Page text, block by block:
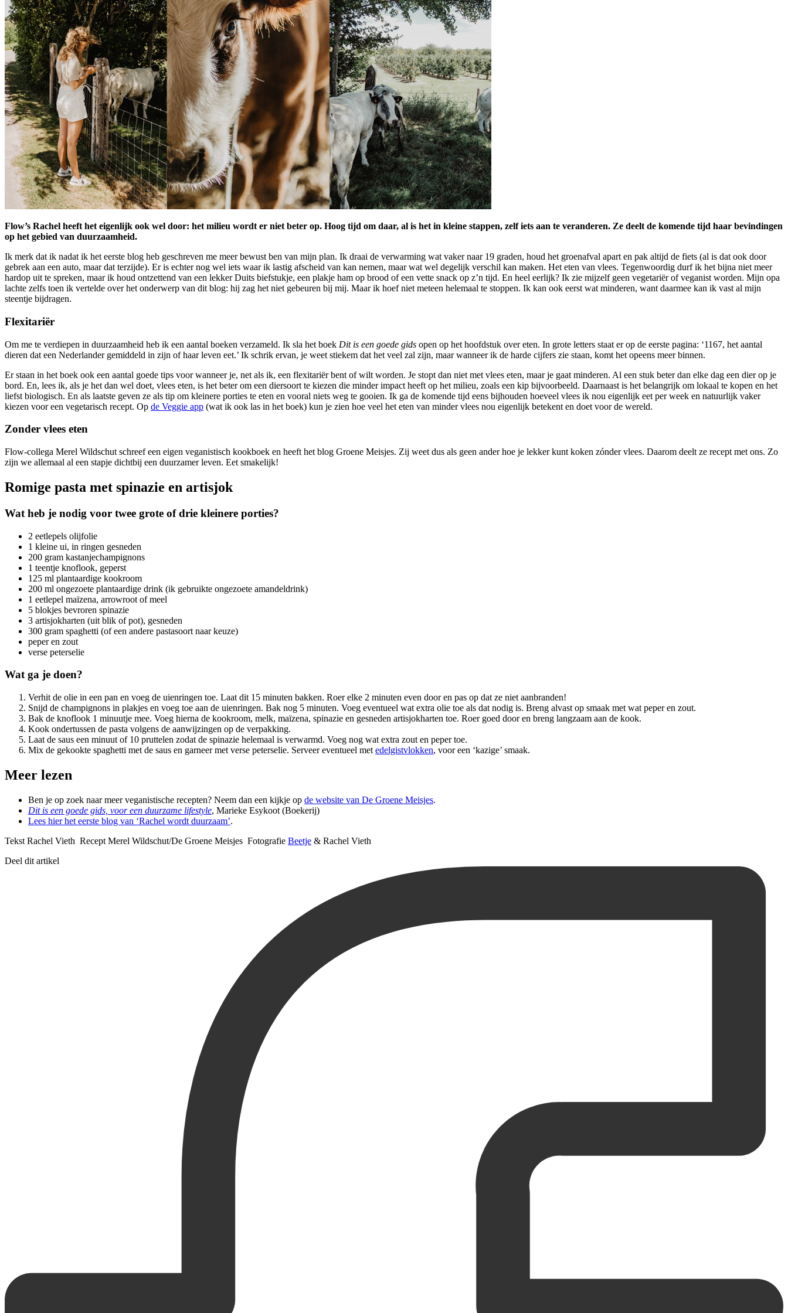
Flow’s Rachel heeft het eigenlijk ook wel door: het milieu wordt er niet beter op. Hoog tijd om daar, al is het in kleine stappen, zelf iets aan te veranderen. Ze deelt de komende tijd haar bevindingen
op het gebied van duurzaamheid.
Ik merk dat ik nadat ik het eerste blog heb geschreven me meer bewust ben van mijn plan. Ik draai de verwarming wat vaker naar 19 graden, houd het groenafval apart en pak altijd de fiets (al is dat ook door
gebrek aan een auto, maar dat terzijde). Er is echter nog wel iets waar ik lastig afscheid van kan nemen, maar wat wel degelijk verschil kan maken. Het eten van vlees. Tegenwoordig durf ik het bijna niet meer
hardop uit te spreken, maar ik houd ontzettend van een lekker Duits biefstukje, een plakje ham op brood of een vette snack op z’n tijd. En heel eerlijk? Ik zie mijzelf geen vegetariër of veganist worden. Mijn opa
lachte zelfs toen ik vertelde over het onderwerp van dit blog: hij zag het niet gebeuren bij mij. Maar ik hoef niet meteen helemaal te stoppen. Ik kan ook eerst wat minderen, want daarmee kan ik vast al mijn
steentje bijdragen.
Flexitariër
Om me te verdiepen in duurzaamheid heb ik een aantal boeken verzameld. Ik sla het boek Dit is een goede gids open op het hoofdstuk over eten. In grote letters staat er op de eerste pagina: ‘1167, het aantal
dieren dat een Nederlander gemiddeld in zijn of haar leven eet.’ Ik schrik ervan, je weet stiekem dat het veel zal zijn, maar wanneer ik de harde cijfers zie staan, komt het opeens meer binnen.
Er staan in het boek ook een aantal goede tips voor wanneer je, net als ik, een flexitariër bent of wilt worden. Je stopt dan niet met vlees eten, maar je gaat minderen. Al een stuk beter dan elke dag een dier op je
bord. En, lees ik, als je het dan wel doet, vlees eten, is het beter om een diersoort te kiezen die minder impact heeft op het milieu, zoals een kip bijvoorbeeld. Daarnaast is het belangrijk om lokaal te kopen en het
liefst biologisch. En als laatste geven ze als tip om kleinere porties te eten en vooral niets weg te gooien. Ik ga de komende tijd eens bijhouden hoeveel vlees ik nou eigenlijk eet per week en natuurlijk vaker
kiezen voor een vegetarisch recept. Op de Veggie app (wat ik ook las in het boek) kun je zien hoe veel het eten van minder vlees nou eigenlijk betekent en doet voor de wereld.
Zonder vlees eten
Flow-collega Merel Wildschut schreef een eigen veganistisch kookboek en heeft het blog Groene Meisjes. Zij weet dus als geen ander hoe je lekker kunt koken zónder vlees. Daarom deelt ze recept met ons. Zo
zijn we allemaal al een stapje dichtbij een duurzamer leven. Eet smakelijk!
Romige pasta met spinazie en artisjok
Wat heb je nodig voor twee grote of drie kleinere porties?
2 eetlepels olijfolie
1 kleine ui, in ringen gesneden
200 gram kastanjechampignons
1 teentje knoflook, geperst
125 ml plantaardige kookroom
200 ml ongezoete plantaardige drink (ik gebruikte ongezoete amandeldrink)
1 eetlepel maïzena, arrowroot of meel
5 blokjes bevroren spinazie
3 artisjokharten (uit blik of pot), gesneden
300 gram spaghetti (of een andere pastasoort naar keuze)
peper en zout
verse peterselie
Wat ga je doen?
Verhit de olie in een pan en voeg de uienringen toe. Laat dit 15 minuten bakken. Roer elke 2 minuten even door en pas op dat ze niet aanbranden!
Snijd de champignons in plakjes en voeg toe aan de uienringen. Bak nog 5 minuten. Voeg eventueel wat extra olie toe als dat nodig is. Breng alvast op smaak met wat peper en zout.
Bak de knoflook 1 minuutje mee. Voeg hierna de kookroom, melk, maïzena, spinazie en gesneden artisjokharten toe. Roer goed door en breng langzaam aan de kook.
Kook ondertussen de pasta volgens de aanwijzingen op de verpakking.
Laat de saus een minuut of 10 pruttelen zodat de spinazie helemaal is verwarmd. Voeg nog wat extra zout en peper toe.
Mix de gekookte spaghetti met de saus en garneer met verse peterselie. Serveer eventueel met edelgistvlokken, voor een ‘kazige’ smaak.
Meer lezen
Ben je op zoek naar meer veganistische recepten? Neem dan een kijkje op de website van De Groene Meisjes.
Dit is een goede gids, voor een duurzame lifestyle, Marieke Esykoot (Boekerij)
Lees hier het eerste blog van ‘Rachel wordt duurzaam’.
Tekst Rachel Vieth Recept Merel Wildschut/De Groene Meisjes Fotografie Beetje & Rachel Vieth
Deel dit artikel